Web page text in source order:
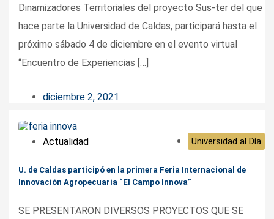
Dinamizadores Territoriales del proyecto Sus-ter del que
hace parte la Universidad de Caldas, participará hasta el
próximo sábado 4 de diciembre en el evento virtual
“Encuentro de Experiencias […]
diciembre 2, 2021
Actualidad Universidad al Día
U. de Caldas participó en la primera Feria Internacional de
Innovación Agropecuaria “El Campo Innova”
SE PRESENTARON DIVERSOS PROYECTOS QUE SE